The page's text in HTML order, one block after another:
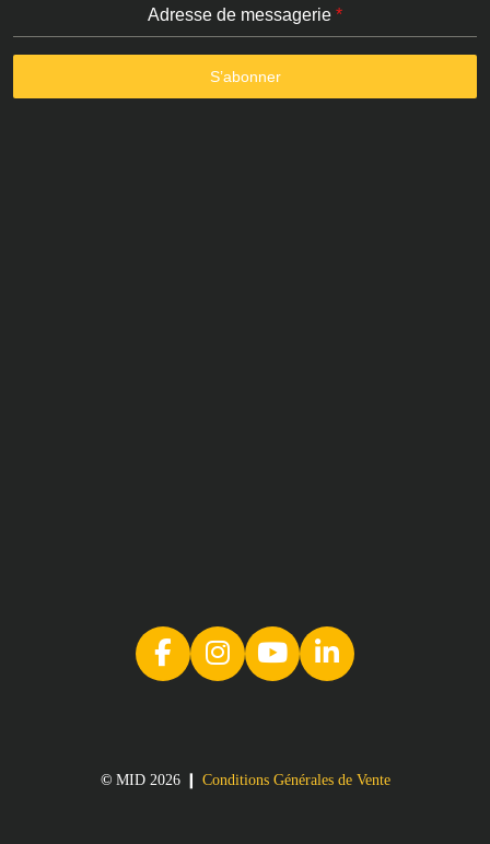
Adresse de messagerie *
S’abonner
©MID 2026 ❙ Conditions Générales de Vente